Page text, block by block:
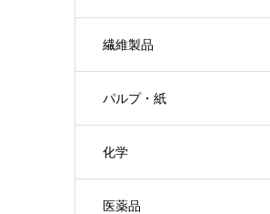
繊維製品
パルプ・紙
化学
医薬品